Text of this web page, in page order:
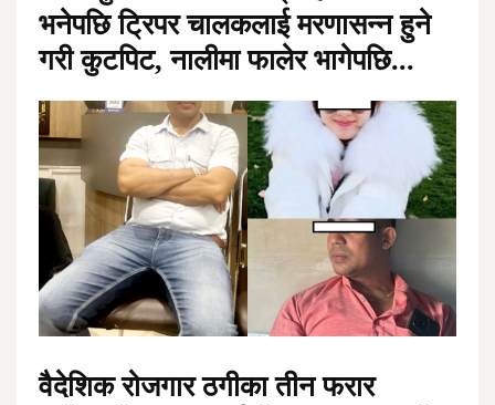
भनेपछि ट्रिपर चालकलाई मरणासन्न हुने
गरी कुटपिट, नालीमा फालेर भागेपछि...
वैदेशिक रोजगार ठगीका तीन फरार